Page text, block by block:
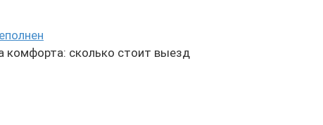
сколько стоит выезд